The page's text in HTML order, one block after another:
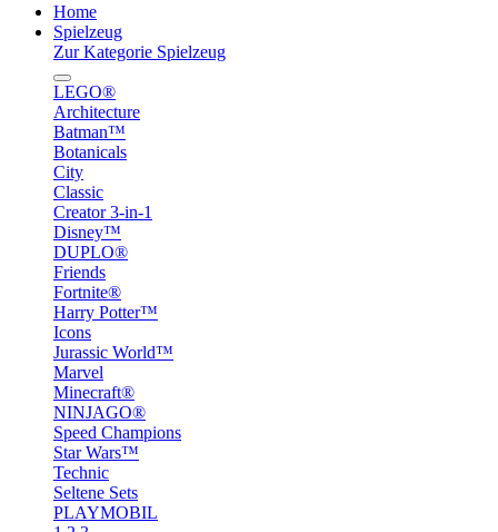
Home
Spielzeug
Zur Kategorie Spielzeug
LEGO®
Architecture
Batman™
Botanicals
City
Classic
Creator 3-in-1
Disney™
DUPLO®
Friends
Fortnite®
Harry Potter™
Icons
Jurassic World™
Marvel
Minecraft®
NINJAGO®
Speed Champions
Star Wars™
Technic
Seltene Sets
PLAYMOBIL